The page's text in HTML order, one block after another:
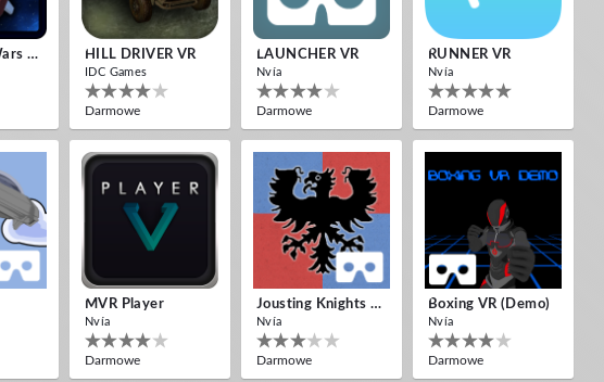
Insectizide Wars VR HILL DRIVER VR
IDC Games
Darmowe
LAUNCHER VR
Nvía
Darmowe
RUNNER VR
Nvía
Darmowe
MVR Player
Nvía
Darmowe
Jousting Knights VR
Nvía
Darmowe
Boxing VR (Demo)
Nvía
Darmowe